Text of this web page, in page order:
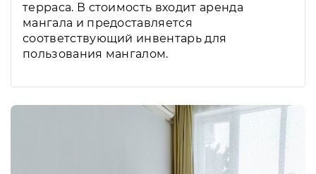
терраса. В стоимость входит аренда
мангала и предоставляется
соответствующий инвентарь для
пользования мангалом.